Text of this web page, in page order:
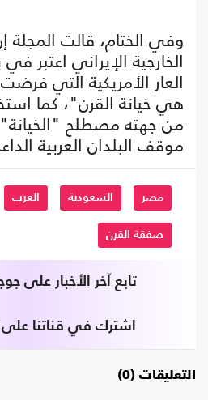
وفي الختام، قالت المجلة
الخارجية الإيراني اعتبر
العار الأمريكية التي
هي خيانة القرن"، كما
من جهته مصطلح "الخيانة"
موقف البلدان العربية
مصر السعودية العرب
صفقة القرن
تابع آخر الأخبار على
اشترك في قناتنا على
التعليقات (0)